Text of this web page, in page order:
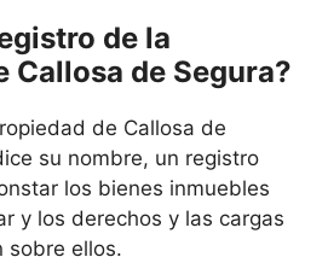
de la
Callosa de Segura?
de Callosa de
su nombre, un registro
los bienes inmuebles
y los derechos y las cargas
sobre ellos.